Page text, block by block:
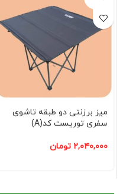
میز برزنتی دو طبقه تاشوی
سفری توریست کد(A)
۲,۰۴۰,۰۰۰ تومان